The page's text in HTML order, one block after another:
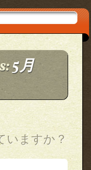
5月
いますか？